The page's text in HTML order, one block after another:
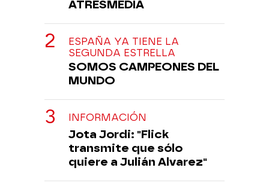
ATRESMEDIA
ESPAÑA YA TIENE LA
SEGUNDA ESTRELLA
SOMOS CAMPEONES DEL
MUNDO
INFORMACIÓN
Jota Jordi: "Flick
transmite que sólo
quiere a Julián Alvarez"